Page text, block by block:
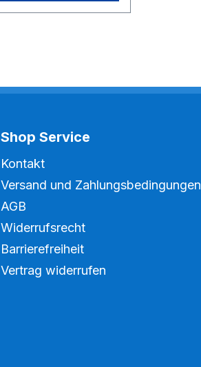
Shop Service
Kontakt
Versand und Zahlungsbedingungen
AGB
Widerrufsrecht
Barrierefreiheit
Vertrag widerrufen